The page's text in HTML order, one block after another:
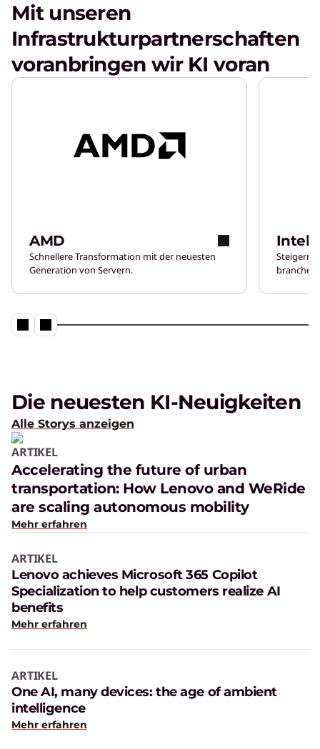
Mit unseren
Infrastrukturpartnerschaften
voranbringen wir KI voran
AMD
Schnellere Transformation mit der neuesten
Generation von Servern.
Intel
Steigern
Die neuesten KI-Neuigkeiten
Alle Storys anzeigen
ARTIKEL
Accelerating the future of urban
transportation: How Lenovo and WeRide
are scaling autonomous mobility
Mehr erfahren
ARTIKEL
Lenovo achieves Microsoft 365 Copilot
Specialization to help customers realize AI
benefits
Mehr erfahren
ARTIKEL
One AI, many devices: the age of ambient
intelligence
Mehr erfahren